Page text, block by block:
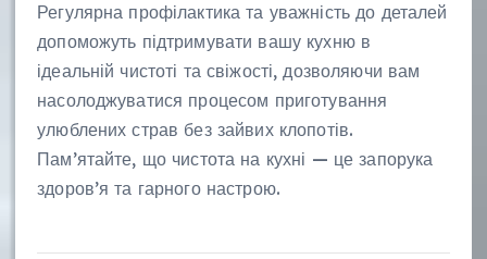
Регулярна профілактика та уважність до деталей
допоможуть підтримувати вашу кухню в
ідеальній чистоті та свіжості, дозволяючи вам
насолоджуватися процесом приготування
улюблених страв без зайвих клопотів.
Пам’ятайте, що чистота на кухні — це запорука
здоров’я та гарного настрою.